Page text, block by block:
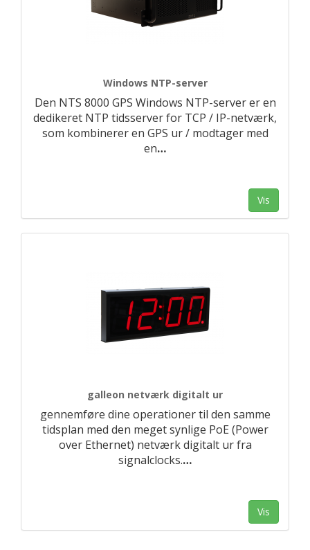
Windows NTP-server
Den NTS 8000 GPS Windows NTP-server er en
dedikeret NTP tidsserver for TCP / IP-netværk,
som kombinerer en GPS ur / modtager med
en…
Vis
galleon netværk digitalt ur
gennemføre dine operationer til den samme
tidsplan med den meget synlige PoE (Power
over Ethernet) netværk digitalt ur fra
signalclocks.…
Vis